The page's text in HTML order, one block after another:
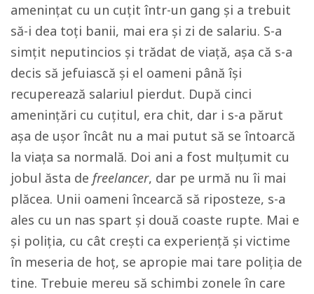
amenințat cu un cuțit într-un gang și a trebuit
să-i dea toți banii, mai era și zi de salariu. S-a
simțit neputincios și trădat de viață, așa că s-a
decis să jefuiască și el oameni până își
recuperează salariul pierdut. După cinci
amenințări cu cuțitul, era chit, dar i s-a părut
așa de ușor încât nu a mai putut să se întoarcă
la viața sa normală. Doi ani a fost mulțumit cu
jobul ăsta de freelancer, dar pe urmă nu îi mai
plăcea. Unii oameni încearcă să riposteze, s-a
ales cu un nas spart și două coaste rupte. Mai e
și poliția, cu cât crești ca experiență și victime
în meseria de hoț, se apropie mai tare poliția de
tine. Trebuie mereu să schimbi zonele în care